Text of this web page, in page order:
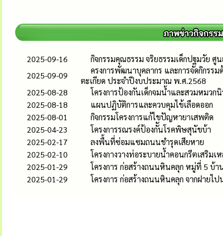
2025-09-16
กิจกรรมคุณธรรม จริยธรรมเด็กปฐมวัย
2025-09-09
ครงการพัฒนาบุคลากร และการจัดกิกรร
ตะเกียด ประจำปีงบประมาณ พ.ศ.2568
2025-08-28
โครงการป้องกันเด็กจมน้ำและสวมหมว
2025-08-18
แผนปฏิบัติการและควบคุมไข้เลือดออก
2025-08-01
กิจกรรมโครงการแก้ไขปัญหายาเสพติด
2025-04-23
โครงการรณรงค์ป้องกัันโรคพิษสุนัขบ้า
2025-02-17
ลงพื้นที่ซ่อมแซมถนนชำรุดเสียหาย
2025-02-10
โครงกางวางท่อระบายน้ำคอนกรีตเสริม
2025-01-29
โครงการ ก่อสร้างถนนหินคลุก หมู่ที่ 5 บ้
2025-01-29
โครงการ ก่อสร้างถนนหินคลุก จากฝายไ